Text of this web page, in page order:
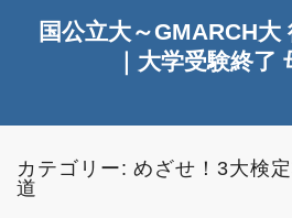
国公立大～GMARCH
｜大学受験終了
カテゴリー:めざせ！3大検
道